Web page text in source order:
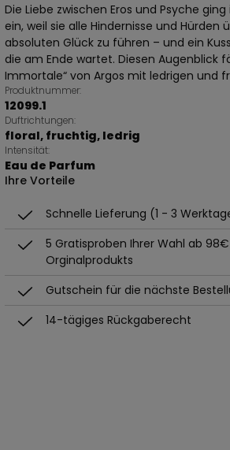
Die Liebe zwischen Eros und Psyche
ein, weil sie alle Hindernisse und
absoluten Glück zu führen – und ein
die am Ende wartet. Diesen Augenblick
Immortale“ von Argos mit ledrigen und
Produktnummer:
12099.1
Duftrichtungen:
floral, fruchtig, ledrig
Intensität:
Eau de Parfum
Ihre Vorteile
Schnelle Lieferung (1 - 3
5 Gratisproben Ihrer Wahl ab
Orginalprodukts
Gutschein für die nächste
14-tägiges Rückgaberecht